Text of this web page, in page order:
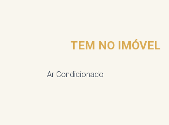
TEM NO IMÓVEL
Ar Condicionado